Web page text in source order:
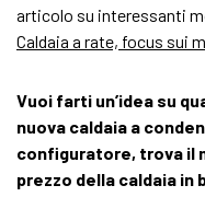
articolo su interessanti
Caldaia a rate, focus sui
Vuoi farti un’idea su
nuova caldaia a
configuratore, trova il
prezzo della caldaia in